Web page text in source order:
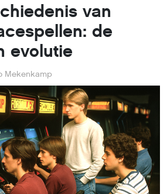
van
de
evolutie
Mekenkamp